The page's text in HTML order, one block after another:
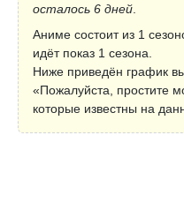
осталось 6 дней
Аниме состоит из 1
идёт показ 1 сезона.
Ниже приведён график
«Пожалуйста, простите
которые известны на